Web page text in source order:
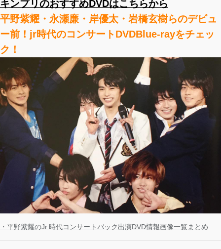
キンプリのおすすめDVDはこちらから
平野紫耀・永瀬廉・岸優太・岩橋玄樹らのデビュ
ー前！jr時代のコンサートDVDBlue-rayをチェッ
ク！
・平野紫耀のJr.時代コンサートバック出演DVD情報画像一覧まとめ